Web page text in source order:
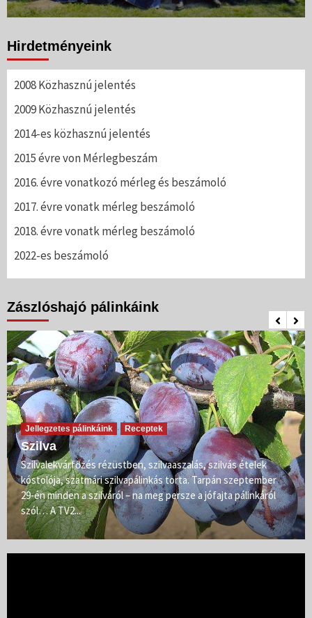
Hirdetményeink
2008 Közhasznú jelentés
2009 Közhasznú jelentés
2014-es közhasznú jelentés
2015 évre von Mérlegbeszám
2016. évre vonatkozó mérleg és beszámoló
2017. évre vonatk mérleg beszámoló
2018. évre vonatk mérleg beszámoló
2022-es beszámoló
Zászlóshajó pálinkáink
Jellegzetes pálinkáink Receptek
Szilva
Szilvalekvárfőzés rézüstben, szilvaaszalás, szilvás ételek
kóstolója, szatmári szilvapálinkás torta. Tarpán szeptember
29-én minden a szilváról – na meg persze a jófajta pálinkáról
szól… A TV2...